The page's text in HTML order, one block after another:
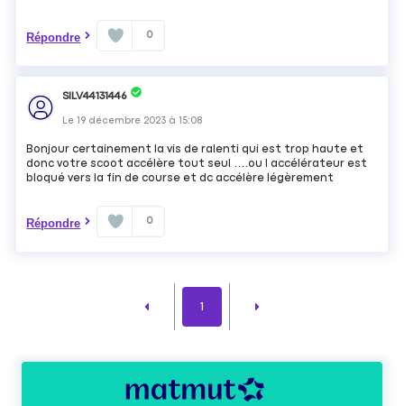
Répondre 0
SILV44131446
Le19 décembre 2023 à15:08
Bonjour certainement la vis de ralenti qui est trop haute et
donc votre scoot accélère tout seul ….ou l accélérateur est
bloqué vers la fin de course et dc accélère légèrement
Répondre 0
1